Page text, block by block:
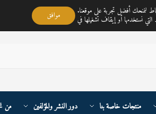
خدمته جميع أنحاء القارة الأوربية والعالم
منتجات خاصة بنا دور النشر والمؤلفين من
لنمنحك أفضل تجربة على موقعنا. موافق